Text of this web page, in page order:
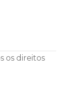
os direitos